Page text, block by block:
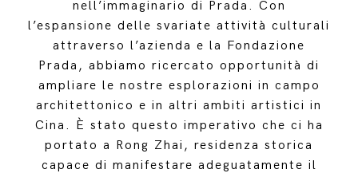
nell’immaginario di Prada. Con
l’espansione delle svariate attività culturali
attraverso l’azienda e la Fondazione
Prada, abbiamo ricercato opportunità di
ampliare le nostre esplorazioni in campo
architettonico e in altri ambiti artistici in
Cina. È stato questo imperativo che ci ha
portato a Rong Zhai, residenza storica
capace di manifestare adeguatamente il